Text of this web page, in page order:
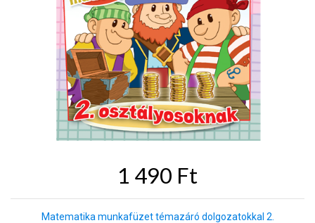
1 490 Ft
Matematika munkafüzet témazáró dolgozatokkal 2.